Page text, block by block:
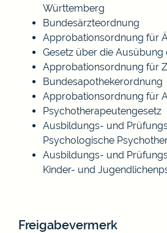
Württemberg
Bundesärzteordnung
Approbationsordnung für
Gesetz über die Ausübung
Approbationsordnung für
Bundesapothekerordnung
Approbationsordnung für
Psychotherapeutengesetz
Ausbildungs- und
Psychologische
Ausbildungs- und
Kinder- und
Freigabevermerk